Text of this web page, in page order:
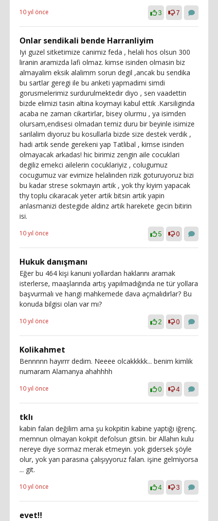
10 yıl önce 3 7
Onlar sendikali bende Harranliyim
Iyi guzel sitketimize canimiz feda , helali hos olsun 300
liranin aramizda lafi olmaz. kimse isinden olmasin biz
almayalim eksik alalimm sorun degil ,ancak bu sendika
bu sartlar geregi ile bu anketi yapmadimi simdi
gorusmelerimiz surdurulmektedir diyo , sen vaadettin
bizde elimizi tasin altina koymayi kabul ettik .Karsiliginda
acaba ne zaman cikartirlar, bisey olurmu , ya isimden
olursam,endisesi olmadan temiz duru bir beyinle isimize
sarilalim diyoruz bu kosullarla bizde size destek verdik ,
hadi artik sende gerekeni yap Tatlibal , kimse isinden
olmayacak arkadas! hic birimiz zengin aile cocuklari
degiliz emekci ailelerin cocuklariyiz , colugumuz
cocugumuz var evimize helalinden rizik goturuyoruz bizi
bu kadar strese sokmayin artik , yok thy kiyim yapacak
thy toplu cikaracak yeter artik bitsin artik yapin
anlasmanizi destegide aldinz artik harekete gecin bitirin
isi.
10 yıl önce 5 0
Hukuk danışmanı
Eğer bu 464 kişi kanuni yollardan haklarını aramak
isterlerse, maaşlarında artış yapılmadığında ne tür yollara
başvurmalı ve hangi mahkemede dava açmalıdırlar? Bu
konuda bilgisi olan var mı?
10 yıl önce 2 0
Kolikahmet
Bennnnn hayırrr dedim. Neeee olcakkkkk... benim kimlik
numaram Alamanya ahahhhh
10 yıl önce 0 4
tklı
kabin falan değilim ama şu kokpitin kabine yaptığı iğrenç.
memnun olmayan kokpit defolsun gitsin. bir Allahın kulu
nereye diye sormaz merak etmeyin. yok gidersek şöyle
olur, yok yarı parasına çalışıyyoruz falan. işine gelmiyorsa
... git.
10 yıl önce 4 3
evet!!